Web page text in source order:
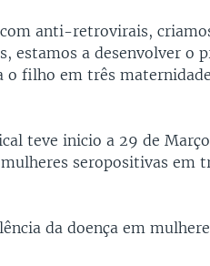
anti-retrovirais,
estamos a desenvolver o
o filho em três
teve inicio a 29 de
seropositivas em
da doença em